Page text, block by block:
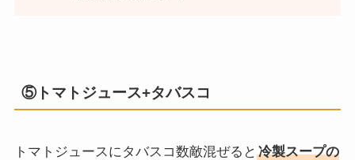
⑤トマトジュース+タバスコ
トマトジュースにタバスコ数敵混ぜると 冷製スープの